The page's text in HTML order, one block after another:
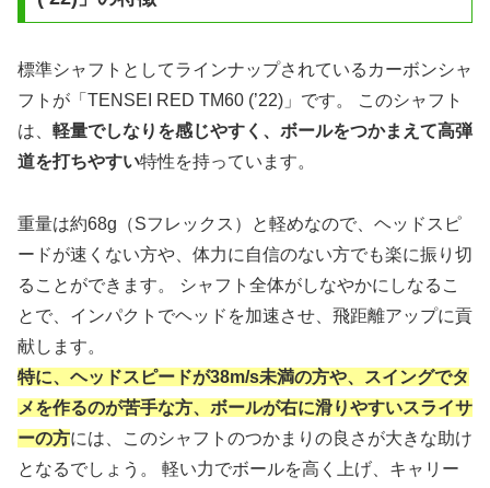
標準シャフトとしてラインナップされているカーボンシャ
フトが「TENSEI RED TM60 (’22)」です。 このシャフト
は、 軽量でしなりを感じやすく、ボールをつかまえて高弾
道を打ちやすい特性を持っています。
重量は約68g（Sフレックス）と軽めなので、ヘッドスピ
ードが速くない方や、体力に自信のない方でも楽に振り切
ることができます。 シャフト全体がしなやかにしなるこ
とで、インパクトでヘッドを加速させ、飛距離アップに貢
献します。
特に、ヘッドスピードが38m/s未満の方や、スイングでタ
メを作るのが苦手な方、ボールが右に滑りやすいスライサ
ーの方には、このシャフトのつかまりの良さが大きな助け
となるでしょう。 軽い力でボールを高く上げ、キャリー